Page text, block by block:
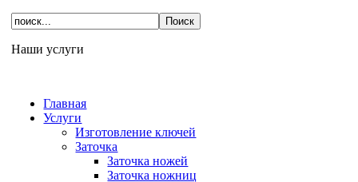
Наши услуги
Главная
Услуги
Изготовление ключей
Заточка
Заточка ножей
Заточка ножниц